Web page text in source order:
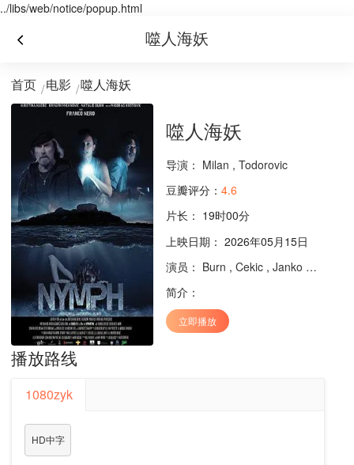
../libs/web/notice/popup.html
噬人海妖
首页 电影 噬人海妖
噬人海妖
导演： Milan , Todorovic
豆瓣评分： 4.6
片长： 19时00分
上映日期： 2026年05月15日
演员： Burn , Cekic , Janko ,Jelena
简介：
立即播放
播放路线
1080zyk
HD中字